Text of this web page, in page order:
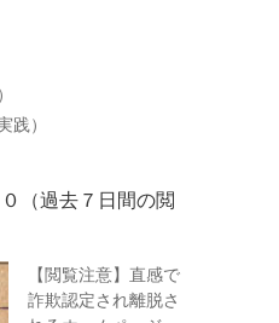
践）
（過去７日間の閲
【閲覧注意】直感で
詐欺認定され離脱さ